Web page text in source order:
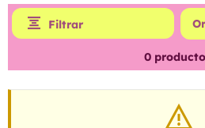
Filtrar
0